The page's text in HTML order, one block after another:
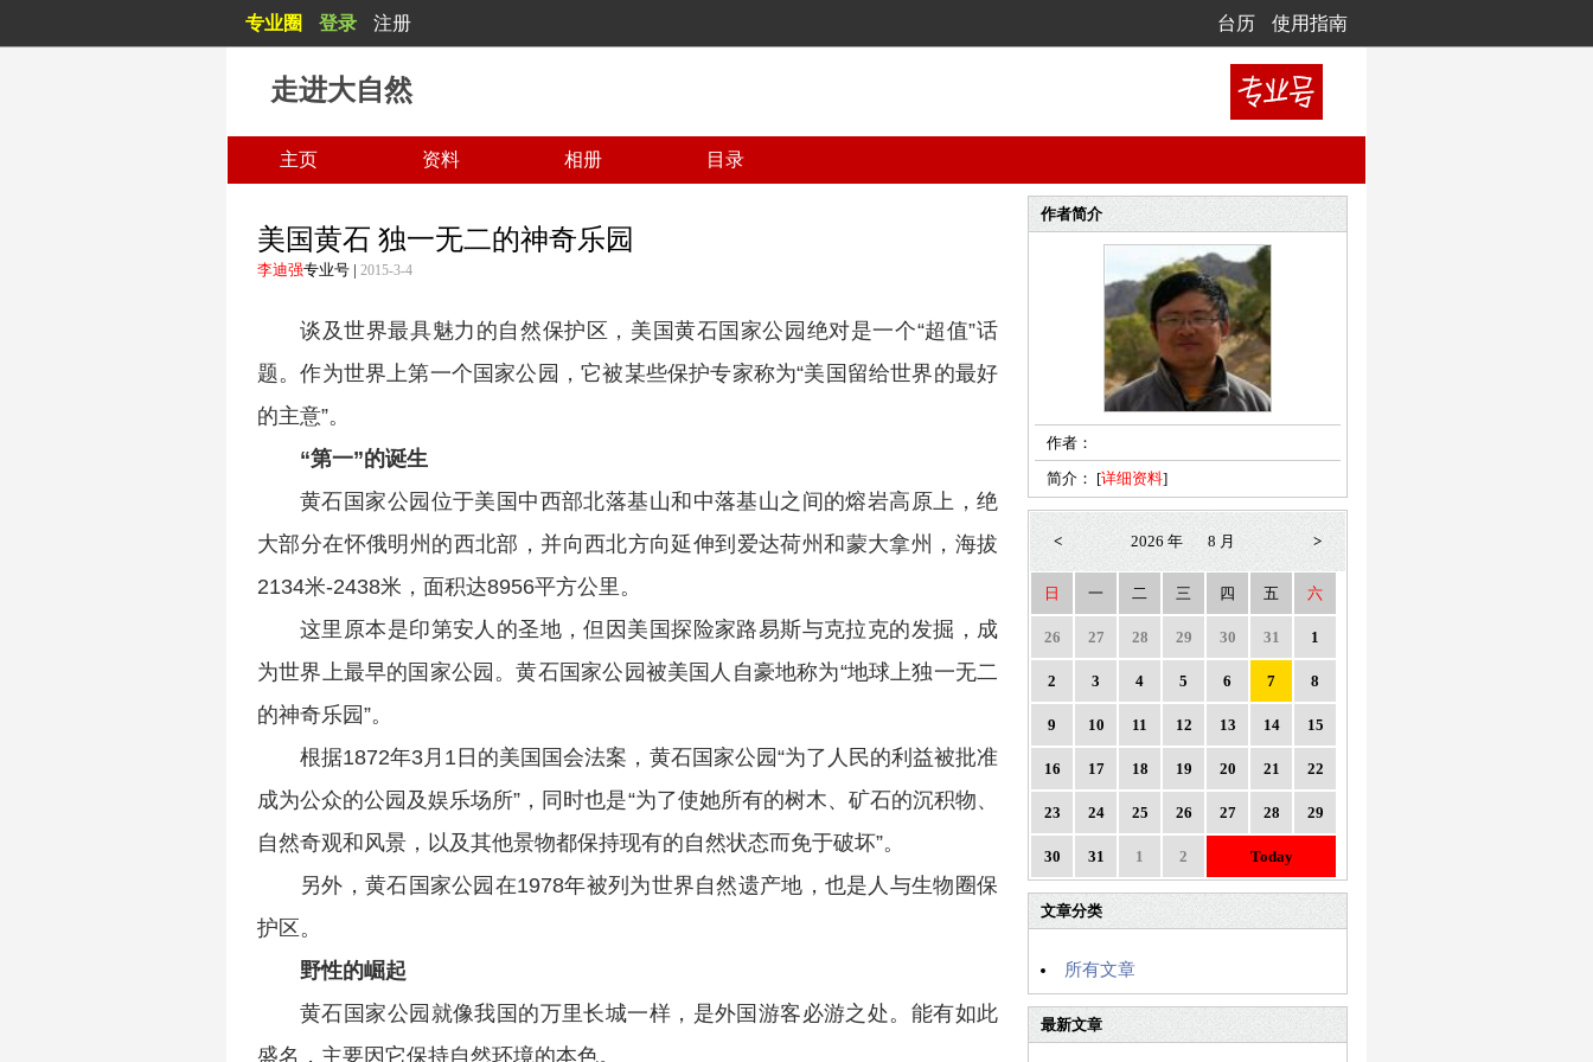
专业圈 登录 注册 台历 使用指南
走进大自然
主页 资料 相册 目录
美国黄石 独一无二的神奇乐园
李迪强专业号 | 2015-3-4
谈及世界最具魅力的自然保护区，美国黄石国家公园绝对是一个“超值”话
题。作为世界上第一个国家公园，它被某些保护专家称为“美国留给世界的最好
的主意”。
“第一”的诞生
黄石国家公园位于美国中西部北落基山和中落基山之间的熔岩高原上，绝
大部分在怀俄明州的西北部，并向西北方向延伸到爱达荷州和蒙大拿州，海拔
2134米-2438米，面积达8956平方公里。
这里原本是印第安人的圣地，但因美国探险家路易斯与克拉克的发掘，成
为世界上最早的国家公园。黄石国家公园被美国人自豪地称为“地球上独一无二
的神奇乐园”。
根据1872年3月1日的美国国会法案，黄石国家公园“为了人民的利益被批准
成为公众的公园及娱乐场所”，同时也是“为了使她所有的树木、矿石的沉积物、
自然奇观和风景，以及其他景物都保持现有的自然状态而免于破坏”。
另外，黄石国家公园在1978年被列为世界自然遗产地，也是人与生物圈保
护区。
野性的崛起
黄石国家公园就像我国的万里长城一样，是外国游客必游之处。能有如此
盛名，主要因它保持自然环境的本色。
作者简介
作者：
简介： [详细资料]
< 2026 年 8 月 >
日 一 二 三 四 五 六
26 27 28 29 30 31 1
2 3 4 5 6 7 8
9 10 11 12 13 14 15
16 17 18 19 20 21 22
23 24 25 26 27 28 29
30 31 1 2 Today
文章分类
所有文章
最新文章